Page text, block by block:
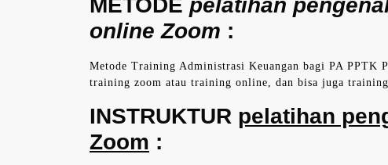
METODE pelatihan
online Zoom :
Metode Training Administrasi Keuangan bagi PA PPTK
training zoom atau training online, dan bisa juga
INSTRUKTUR pelatihan
Zoom :